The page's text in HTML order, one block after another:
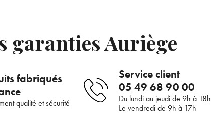
garanties Auriège
fabriqués
qualité et sécurité
Service client
05 49 68 90 00
Du lundi au jeudi de 9h à 18h
Le vendredi de 9h à 17h